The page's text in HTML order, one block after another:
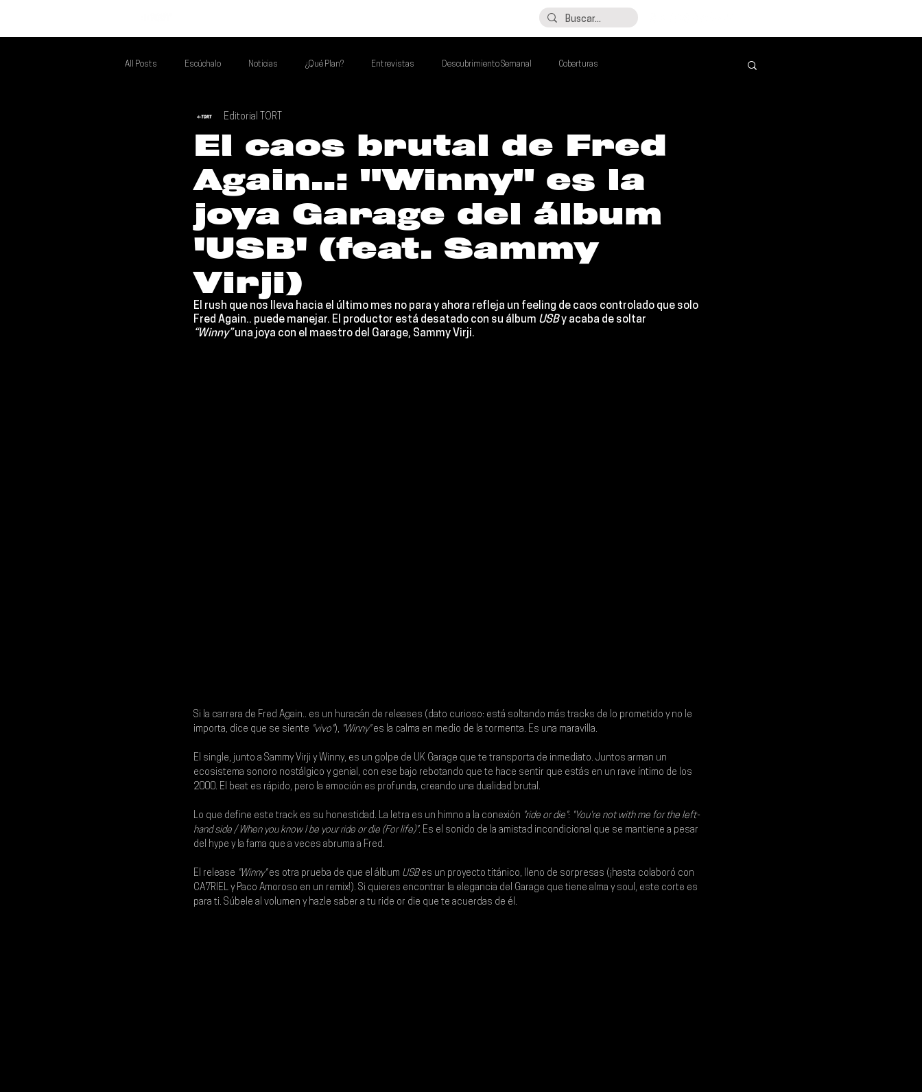
All Posts Escúchalo Noticias ¿Qué Plan? Entrevistas Descubrimiento Semanal Coberturas
Si Te Gusta... Te Recomendamos A...
Poder Latino Que Descubrir Mejores de la Semana Talento Mexa Semanal Álbumes de la Semana
El caos brutal de Fred
Again..: "Winny" es la
joya Garage del álbum
'USB' (feat. Sammy
Virji)
Editorial TORT
El rush que nos lleva hacia el último mes no para y ahora refleja un feeling de caos controlado que solo
Fred Again.. puede manejar. El productor está desatado con su álbum USB y acaba de soltar
“Winny” una joya con el maestro del Garage, Sammy Virji.
Si la carrera de Fred Again.. es un huracán de releases (dato curioso: está soltando más tracks de lo prometido y no le
importa, dice que se siente "vivo"), "Winny" es la calma en medio de la tormenta. Es una maravilla.
El single, junto a Sammy Virji y Winny, es un golpe de UK Garage que te transporta de inmediato. Juntos arman un
ecosistema sonoro nostálgico y genial, con ese bajo rebotando que te hace sentir que estás en un rave íntimo de los
2000. El beat es rápido, pero la emoción es profunda, creando una dualidad brutal.
Lo que define este track es su honestidad. La letra es un himno a la conexión "ride or die": "You're not with me for the left-
hand side / When you know I be your ride or die (For life)". Es el sonido de la amistad incondicional que se mantiene a pesar
del hype y la fama que a veces abruma a Fred.
El release "Winny" es otra prueba de que el álbum USB es un proyecto titánico, lleno de sorpresas (¡hasta colaboró con
CA7RIEL y Paco Amoroso en un remix!). Si quieres encontrar la elegancia del Garage que tiene alma y soul, este corte es
para ti. Súbele al volumen y hazle saber a tu ride or die que te acuerdas de él.